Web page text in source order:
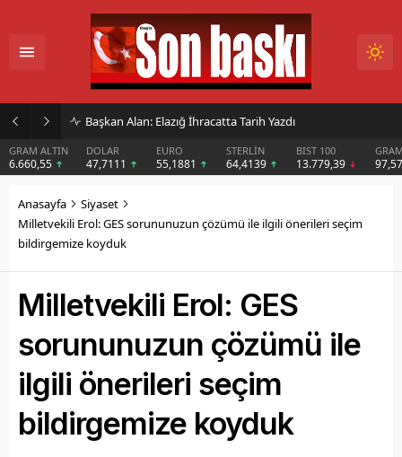
İmar Kararı Mahkemeye Taşındı
DOLAR
47,7111
EURO
55,1881
STERLİN
64,4139
BIST 100
13.779,39
GRAM GÜMÜŞ
97,57
Anasayfa
Siyaset
Milletvekili Erol: GES sorununuzun çözümü ile ilgili önerileri seçim
bildirgemize koyduk
Milletvekili Erol: GES
sorununuzun çözümü ile
ilgili önerileri seçim
bildirgemize koyduk